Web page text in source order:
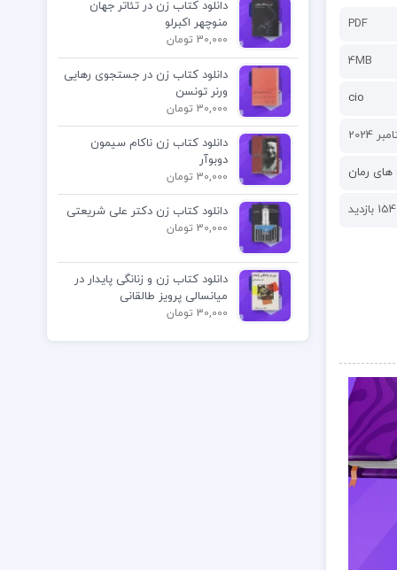
PDF
4MB
cio
رمان
154 بازدید
دانلود کتاب زن در تئاتر جهان
منوچهر اکبرلو
30,000 تومان
دانلود کتاب زن در جستجوی رهایی
ورنر تونسن
30,000 تومان
دانلود کتاب زن ناکام سیمون
دوبوآر
30,000 تومان
دانلود کتاب زن دکتر علی شریعتی
30,000 تومان
دانلود کتاب زن و زنانگی پایدار در
میانسالی پرویز طالقانی
30,000 تومان